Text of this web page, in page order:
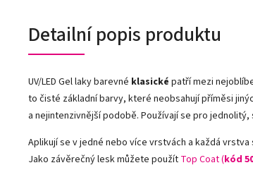
Detailní popis produktu
UV/LED Gel laky barevné klasické patří mezi
to čisté základní barvy, které neobsahují příměsi
a nejintenzivnější podobě. Používají se pro
Aplikují se v jedné nebo více vrstvách a každá
Jako závěrečný lesk můžete použít Top Coat (kód